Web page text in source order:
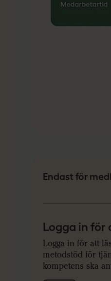
Endast för
Logga in för
Logga in för att
metodstöd för
kompetens ska